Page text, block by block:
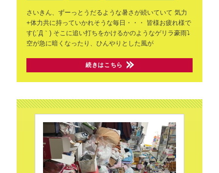
さいきん、ずーっとうだるような暑さが続いていて 気力
+体力共に持っていかれそうな毎日・・・
皆様お疲れ様で
す(;´Д｀) そこに追い打ちをかけるかのようなゲリラ豪雨⤵
空が急に暗くなったり、ひんやりとした風が
続きはこちら